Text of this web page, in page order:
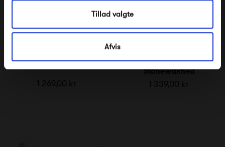
Tillad valgte
Afvis
Fatboy Junior
Fatboy Junior
Stonewashed